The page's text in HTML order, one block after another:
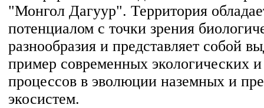
"Монгол Дагуур". Территория
потенциалом с точки зрения
разнообразия и представляет собой
пример современных экологических
процессов в эволюции наземных и
экосистем.